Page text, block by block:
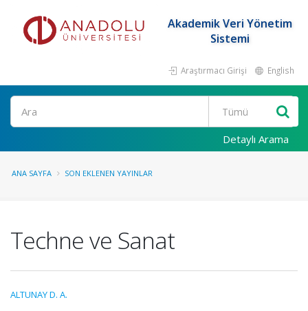
Akademik Veri Yönetim
Sistemi
Araştırmacı Girişi English
Ara
Detaylı Arama
ANA SAYFA SON EKLENEN YAYINLAR
Techne ve Sanat
ALTUNAY D. A.